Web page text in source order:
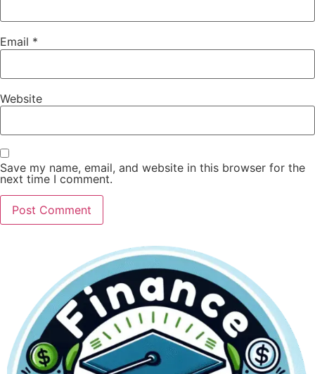
Email *
Website
Save my name, email, and website in this browser for the
next time I comment.